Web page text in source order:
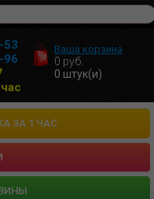
53
96
Ваша корзина
0 руб.
0 штук(и)
ЗА 1 ЧАС